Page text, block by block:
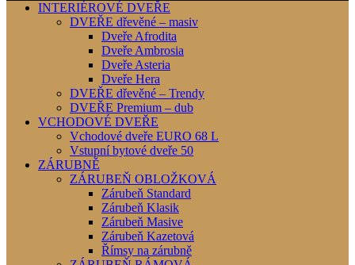
INTERIÉROVÉ DVEŘE
DVEŘE dřevěné – masiv
Dveře Afrodita
Dveře Ambrosia
Dveře Asteria
Dveře Hera
DVEŘE dřevěné – Trendy
DVEŘE Premium – dub
VCHODOVÉ DVEŘE
Vchodové dveře EURO 68 L
Vstupní bytové dveře 50
ZÁRUBNĚ
ZÁRUBEŇ OBLOŽKOVÁ
Zárubeň Standard
Zárubeň Klasik
Zárubeň Masive
Zárubeň Kazetová
Římsy na zárubně